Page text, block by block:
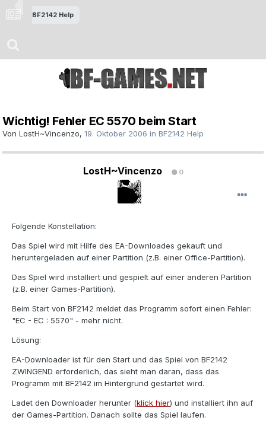
BF2142 Help
Wichtig! Fehler EC 5570 beim Start
Von LostH~Vincenzo, 19. Oktober 2006 in BF2142 Help
LostH~Vincenzo 0
Folgende Konstellation:
Das Spiel wird mit Hilfe des EA-Downloades gekauft und
heruntergeladen auf einer Partition (z.B. einer Office-Partition).
Das Spiel wird installiert und gespielt auf einer anderen Partition
(z.B. einer Games-Partition).
Beim Start von BF2142 meldet das Programm sofort einen Fehler:
"EC - EC : 5570" - mehr nicht.
Lösung:
EA-Downloader ist für den Start und das Spiel von BF2142
ZWINGEND erforderlich, das sieht man daran, dass das
Programm mit BF2142 im Hintergrund gestartet wird.
Ladet den Downloader herunter (klick hier) und installiert ihn auf
der Games-Partition. Danach sollte das Spiel laufen.